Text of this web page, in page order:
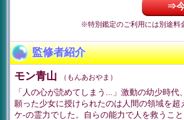
⇒
※特別鑑定のご利用には別途料
監修者紹介
モン青山 （もんあおやま）
「人の心が読めてしまう...」激動の幼少時代
願った少女に授けられたのは人間の領域を超
ケ-の霊力でした。自らの能力で人を救うこと